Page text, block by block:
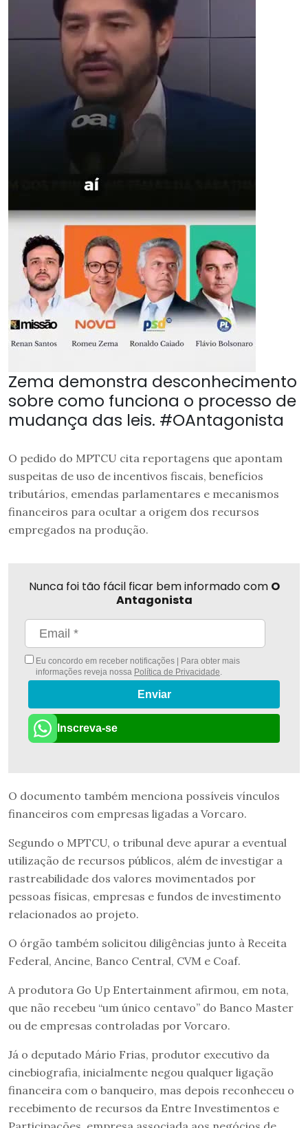
Zema demonstra desconhecimento
sobre como funciona o processo de
mudança das leis. #OAntagonista
O pedido do MPTCU cita reportagens que apontam
suspeitas de uso de incentivos fiscais, benefícios
tributários, emendas parlamentares e mecanismos
financeiros para ocultar a origem dos recursos
empregados na produção.
Nunca foi tão fácil ficar bem informado com O
Antagonista
Eu concordo em receber notificações | Para obter mais
informações reveja nossa Política de Privacidade.
Enviar
Inscreva-se
O documento também menciona possíveis vínculos
financeiros com empresas ligadas a Vorcaro.
Segundo o MPTCU, o tribunal deve apurar a eventual
utilização de recursos públicos, além de investigar a
rastreabilidade dos valores movimentados por
pessoas físicas, empresas e fundos de investimento
relacionados ao projeto.
O órgão também solicitou diligências junto à Receita
Federal, Ancine, Banco Central, CVM e Coaf.
A produtora Go Up Entertainment afirmou, em nota,
que não recebeu “um único centavo” do Banco Master
ou de empresas controladas por Vorcaro.
Já o deputado Mário Frias, produtor executivo da
cinebiografia, inicialmente negou qualquer ligação
financeira com o banqueiro, mas depois reconheceu o
recebimento de recursos da Entre Investimentos e